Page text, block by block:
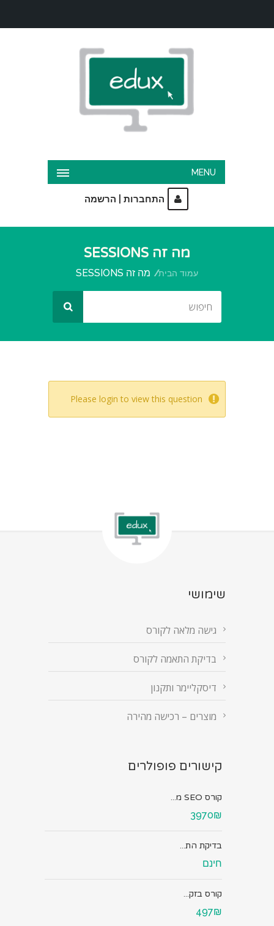
MENU
התחברות הרשמה
מה זה SESSIONS
עמוד הבית מה זה SESSIONS
Please login to view this question
שימושי
גישה מלאה לקורס
בדיקת התאמה לקורס
דיסקליימר ותקנון
מוצרים – רכישה מהירה
קישורים פופולרים
קורס SEO מ...
3970₪
בדיקת הת...
חינם
קורס בזק...
497₪